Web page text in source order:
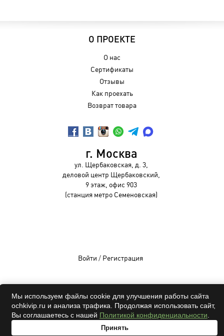
О ПРОЕКТЕ
О нас
Сертификаты
Отзывы
Как проехать
Возврат товара
г. Москва
ул. Щербаковская, д. 3,
деловой центр Щербаковский,
9 этаж, офис 903
(станция метро Семеновская)
Войти / Регистрация
OCHKIVIP 2009-2026©
Все права защищены
Мы используем файлы cookie для улучшения работы сайта
ochkivip.ru и анализа трафика. Продолжая использовать сайт,
Вы соглашаетесь с нашей Политикой конфиденциальности
Принять